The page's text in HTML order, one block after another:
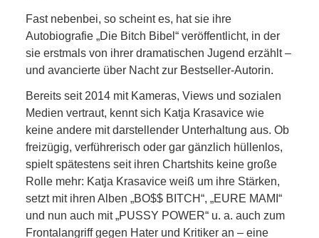
Fast nebenbei, so scheint es, hat sie ihre
Autobiografie „Die Bitch Bibel“ veröffentlicht, in der
sie erstmals von ihrer dramatischen Jugend erzählt –
und avancierte über Nacht zur Bestseller-Autorin.
Bereits seit 2014 mit Kameras, Views und sozialen
Medien vertraut, kennt sich Katja Krasavice wie
keine andere mit darstellender Unterhaltung aus. Ob
freizügig, verführerisch oder gar gänzlich hüllenlos,
spielt spätestens seit ihren Chartshits keine große
Rolle mehr: Katja Krasavice weiß um ihre Stärken,
setzt mit ihren Alben „BO$$ BITCH“, „EURE MAMI“
und nun auch mit „PUSSY POWER“ u. a. auch zum
Frontalangriff gegen Hater und Kritiker an – eine